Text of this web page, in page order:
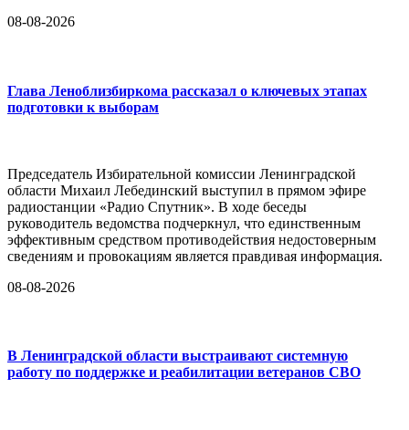
08-08-2026
Глава Леноблизбиркома рассказал о ключевых этапах
подготовки к выборам
Председатель Избирательной комиссии Ленинградской
области Михаил Лебединский выступил в прямом эфире
радиостанции «Радио Спутник». В ходе беседы
руководитель ведомства подчеркнул, что единственным
эффективным средством противодействия недостоверным
сведениям и провокациям является правдивая информация.
08-08-2026
В Ленинградской области выстраивают системную
работу по поддержке и реабилитации ветеранов СВО